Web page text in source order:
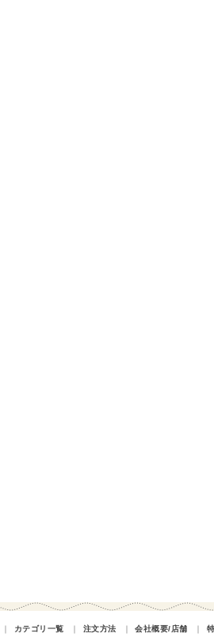
｜ カテゴリ一覧 ｜ 注文方法 ｜ 会社概要/店舗 ｜